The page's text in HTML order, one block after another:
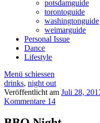
potsdamguide
torontoguide
washingtonguide
weimarguide
Personal Issue
Dance
Lifestyle
Menü schiessen
drinks, night out
Veröffentlicht am Juli 28,
Kommentare 14